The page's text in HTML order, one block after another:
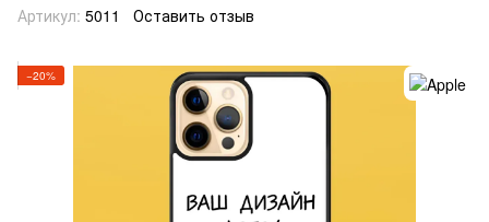
Артикул: 5011 Оставить отзыв
−20%